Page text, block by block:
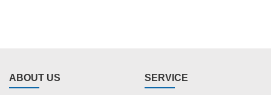
ABOUT US SERVICE